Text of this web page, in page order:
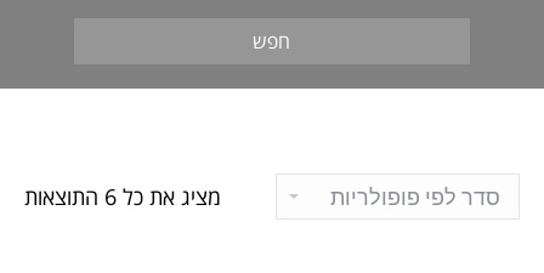
חפש
מציג את כל 6 התוצאות